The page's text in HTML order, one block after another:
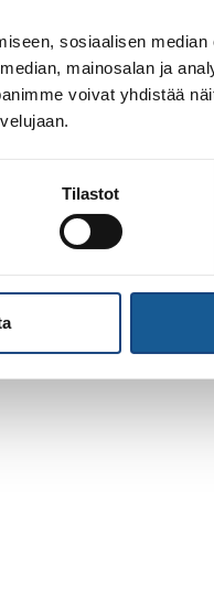
sosiaalisen
mainosalan ja
voivat yhdistää
Tilastot